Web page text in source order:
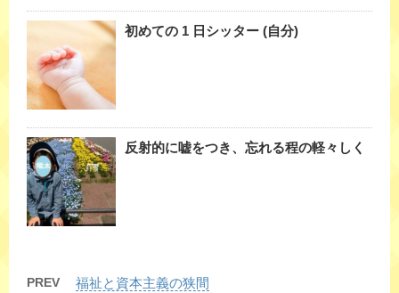
初めての 1 日シッター (自分)
反射的に嘘をつき、忘れる程の軽々しく
PREV 福祉と資本主義の狭間